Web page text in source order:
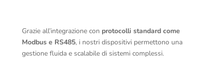
Grazie all’integrazione con protocolli standard come
Modbus e RS485, i nostri dispositivi permettono una
gestione fluida e scalabile di sistemi complessi.